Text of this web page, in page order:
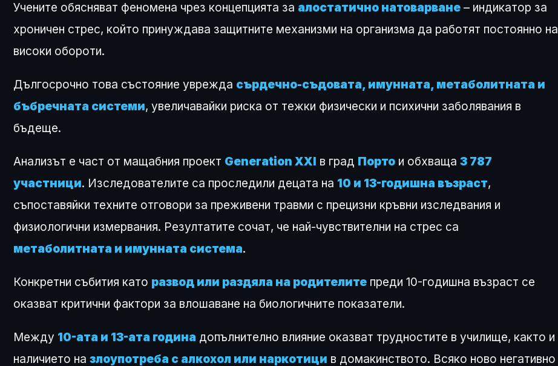
Учените обясняват феномена чрез концепцията за алостатично натоварване – индикатор за
хроничен стрес, който принуждава защитните механизми на организма да работят постоянно на
високи обороти.
Дългосрочно това състояние уврежда сърдечно-съдовата, имунната, метаболитната и
бъбречната системи, увеличавайки риска от тежки физически и психични заболявания в
бъдеще.
Анализът е част от мащабния проект Generation XXI в град Порто и обхваща 3 787
участници. Изследователите са проследили децата на 10 и 13-годишна възраст,
съпоставяйки техните отговори за преживени травми с прецизни кръвни изследвания и
физиологични измервания. Резултатите сочат, че най-чувствителни на стрес са
метаболитната и имунната система.
Конкретни събития като развод или раздяла на родителите преди 10-годишна възраст се
оказват критични фактори за влошаване на биологичните показатели.
Между 10-ата и 13-ата година допълнително влияние оказват трудностите в училище, както и
наличието на злоупотреба с алкохол или наркотици в домакинството. Всяко ново негативно